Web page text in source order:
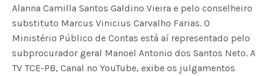
Alanna Camilla Santos Galdino Vieira e pelo conselheiro
substituto Marcus Vinicius Carvalho Farias. O
Ministério Público de Contas está aí representado pelo
subprocurador geral Manoel Antonio dos Santos Neto. A
TV TCE-PB, Canal no YouTube, exibe os julgamentos